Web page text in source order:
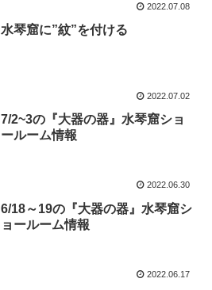
2022.07.08
水琴窟に”紋”を付ける
2022.07.02
7/2~3の『大器の器』水琴窟ショ
ールーム情報
2022.06.30
6/18～19の『大器の器』水琴窟シ
ョールーム情報
2022.06.17